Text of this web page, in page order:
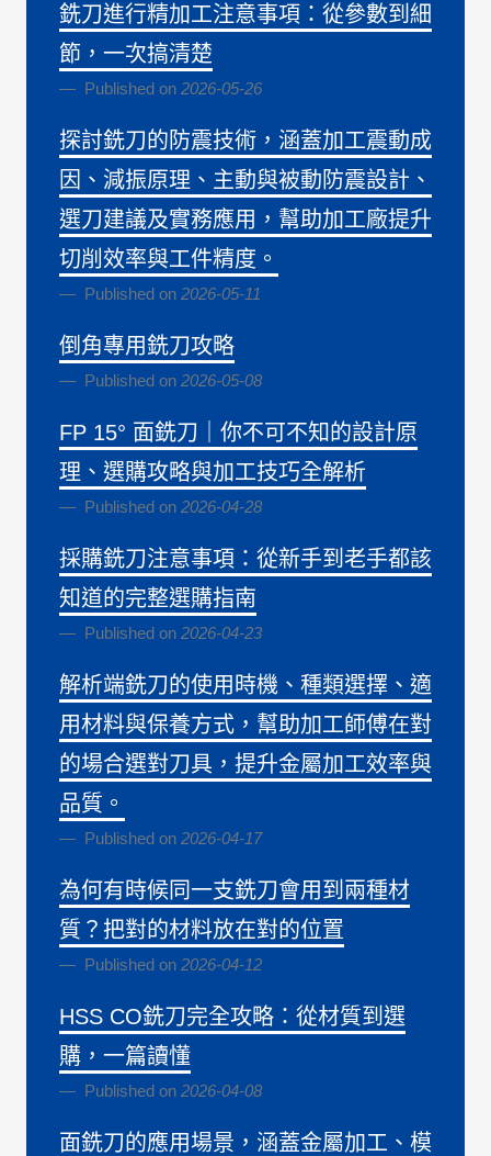
銑刀進行精加工注意事項：從參數到細
節，一次搞清楚
Published on 2026-05-26
探討銑刀的防震技術，涵蓋加工震動成
因、減振原理、主動與被動防震設計、
選刀建議及實務應用，幫助加工廠提升
切削效率與工件精度。
Published on 2026-05-11
倒角專用銑刀攻略
Published on 2026-05-08
FP 15° 面銑刀｜你不可不知的設計原
理、選購攻略與加工技巧全解析
Published on 2026-04-28
採購銑刀注意事項：從新手到老手都該
知道的完整選購指南
Published on 2026-04-23
解析端銑刀的使用時機、種類選擇、適
用材料與保養方式，幫助加工師傅在對
的場合選對刀具，提升金屬加工效率與
品質。
Published on 2026-04-17
為何有時候同一支銑刀會用到兩種材
質？把對的材料放在對的位置
Published on 2026-04-12
HSS CO銑刀完全攻略：從材質到選
購，一篇讀懂
Published on 2026-04-08
面銑刀的應用場景，涵蓋金屬加工、模